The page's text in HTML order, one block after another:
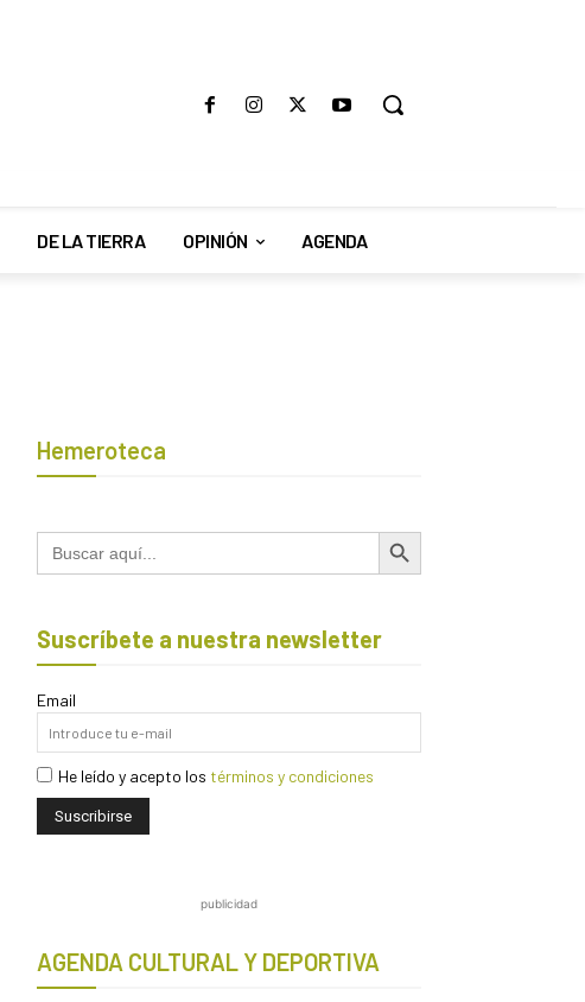
DE LA TIERRA OPINIÓN AGENDA
Hemeroteca
Buscar: Botón de búsqueda
Suscríbete a nuestra newsletter
Email
He leído y acepto los términos y condiciones
publicidad
AGENDA CULTURAL Y DEPORTIVA